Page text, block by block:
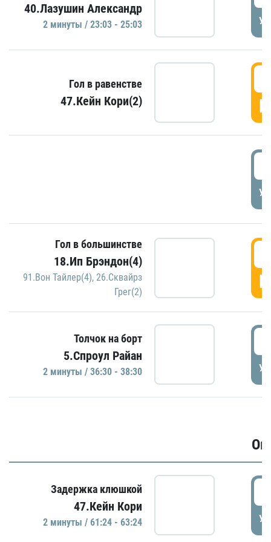
40.Лазушин Александр
2 минуты / 23:03 - 25:03
Гол в равенстве
47.Кейн Кори(2)
Гол в большинстве
18.Ип Брэндон(4)
91.Вон Тайлер(4), 26.Сквайрз
Грег(2)
Толчок на борт
5.Спроул Райан
2 минуты / 36:30 - 38:30
Задержка клюшкой
47.Кейн Кори
2 минуты / 61:24 - 63:24